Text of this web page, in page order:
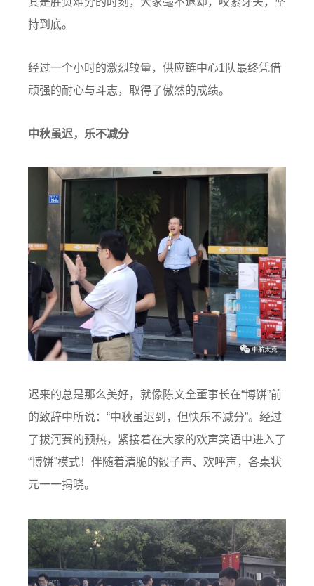
持到底。
经过一个小时的激烈较量，供应链中心1队最终凭借
顽强的耐心与斗志，取得了傲然的成绩。
中秋虽迟，乐不减分
迟来的总是那么美好，就像陈文全董事长在“博饼”前
的致辞中所说：“中秋虽迟到，但快乐不减分”。经过
了拔河赛的预热，紧接着在大家的欢声笑语中进入了
“博饼”模式！伴随着清脆的骰子声、欢呼声，各桌状
元一一揭晓。